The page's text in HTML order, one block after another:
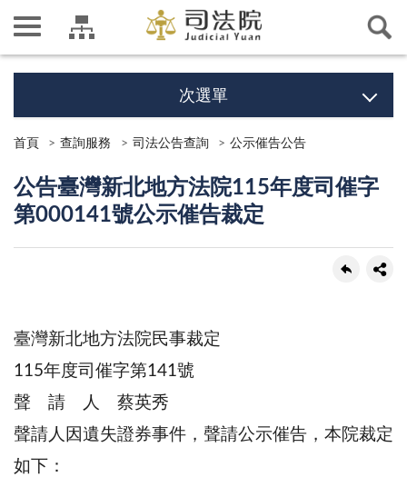
次選單
首頁 查詢服務 司法公告查詢 公示催告公告
公告臺灣新北地方法院115年度司催字
第000141號公示催告裁定
臺灣新北地方法院民事裁定
115年度司催字第141號
聲 請 人 蔡英秀
聲請人因遺失證券事件，聲請公示催告，本院裁定
如下：